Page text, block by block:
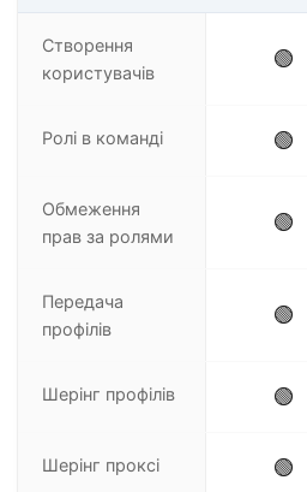
Створення
користувачів
🟢
Ролі в команді 🟢
Обмеження
прав за ролями
🟢
Передача
профілів
🟢
Шерінг профілів 🟢
Шерінг проксі 🟢